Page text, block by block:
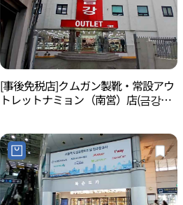
[事後免税店]クムガン製靴・常設アウ
トレットナミョン（南営）店(금강제